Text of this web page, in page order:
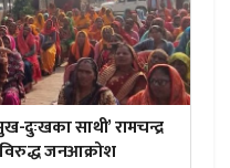
दुःखका साथी’ रामचन्द्र
विरुद्ध जनआक्रोश